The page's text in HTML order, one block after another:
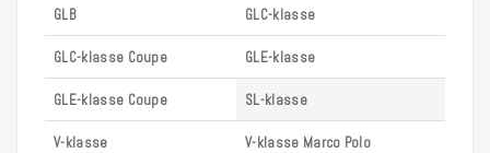
GLB GLC-klasse
GLC-klasse Coupe GLE-klasse
GLE-klasse Coupe SL-klasse
V-klasse V-klasse Marco Polo